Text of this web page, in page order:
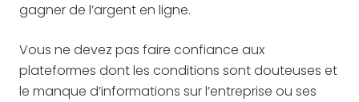
gagner de l’argent en ligne.
Vous ne devez pas faire confiance aux
plateformes dont les conditions sont douteuses et
le manque d’informations sur l’entreprise ou ses